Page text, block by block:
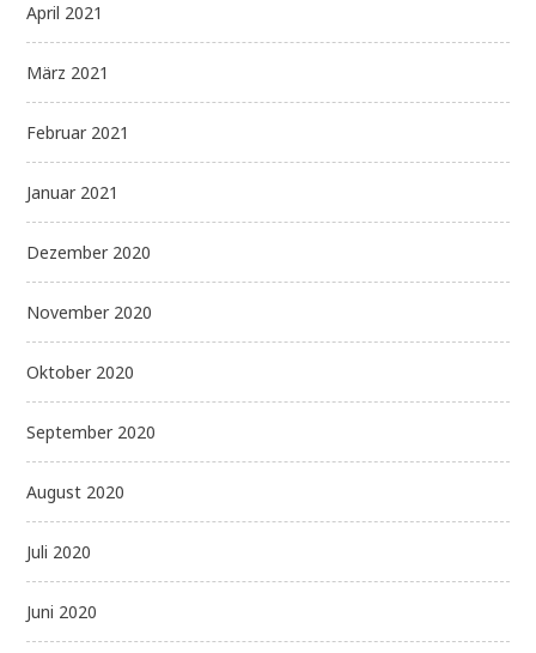
April 2021
März 2021
Februar 2021
Januar 2021
Dezember 2020
November 2020
Oktober 2020
September 2020
August 2020
Juli 2020
Juni 2020